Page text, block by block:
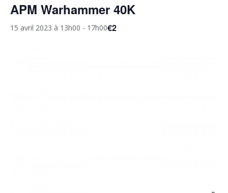
APM Warhammer 40K
15 avril 2023 à 13h00 - 17h00€2